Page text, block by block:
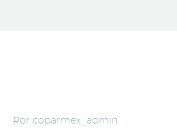
Por coparmex_admin